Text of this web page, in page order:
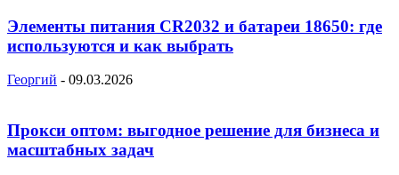
Элементы питания CR2032 и батареи 18650: где
используются и как выбрать
Георгий - 09.03.2026
Прокси оптом: выгодное решение для бизнеса и
масштабных задач